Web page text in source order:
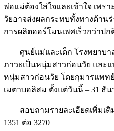
พ่อแม่ต้องใส่ใจและเข้าใจ เพร
วัยอาจส่งผลกระทบทั้งทางด้าน
การผลิตฮอร์โมนเพศเร็วกว่าป
ศูนย์แม่และเด็ก โรงพยาบาล
ภาวะเป็นหนุ่มสาวก่อนวัย และ
หนุ่มสาวก่อนวัย โดยกุมารแพท
เมตาบอลิสม ตั้งแต่วันนี้ – 31 ธัน
สอบถามรายละเอียดเพิ่มเติม
1351 ต่อ 3270